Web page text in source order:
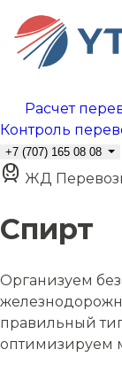
Расчет
Контроль
+7 (707) 165 08 08
ЖД
Спирт
Организуем
правильный
оптимизируем